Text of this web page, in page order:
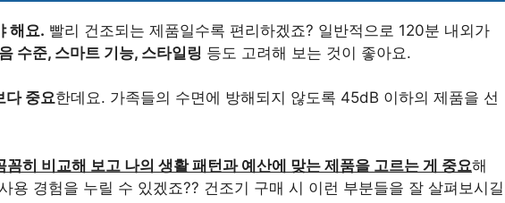
해요. 빨리 건조되는 제품일수록 편리하겠죠? 일반적으로 120분 내외가
수준, 스마트 기능, 스타일링 등도 고려해 보는 것이 좋아요.
다 중요한데요. 가족들의 수면에 방해되지 않도록 45dB 이하의 제품을 선
꼼히 비교해 보고 나의 생활 패턴과 예산에 맞는 제품을 고르는 게 중요해
용 경험을 누릴 수 있겠죠?? 건조기 구매 시 이런 부분들을 잘 살펴보시길